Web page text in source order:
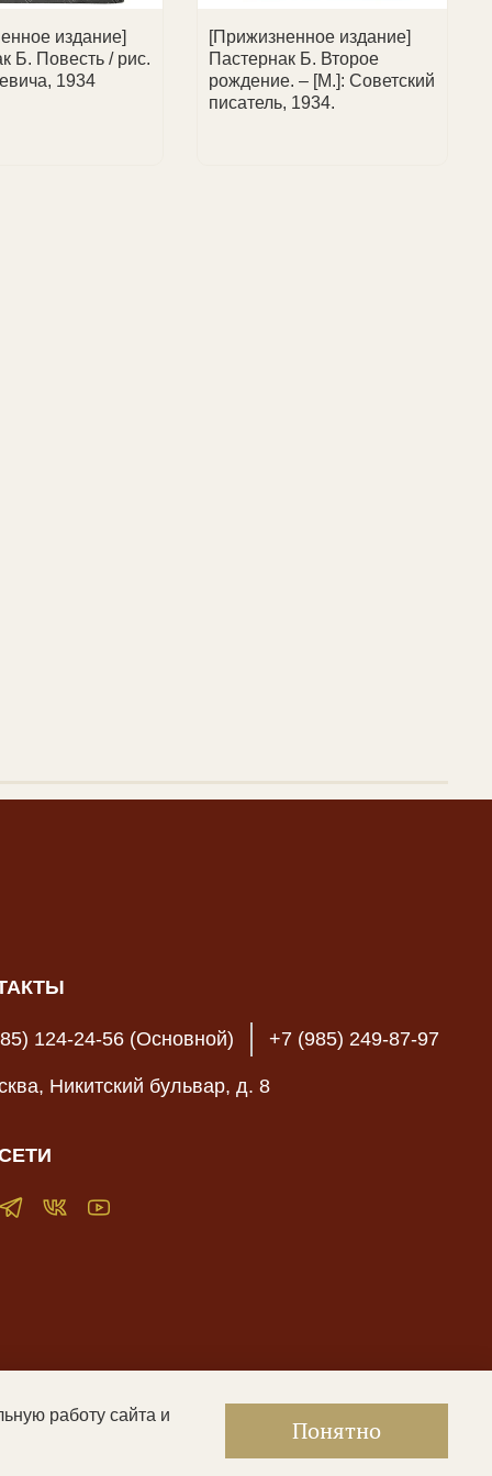
издание]
Б. Повесть / рис.
1934
[Прижизненное издание]
Пастернак Б. Второе
рождение. – [М.]: Советский
писатель, 1934.
124-24-56 (Основной) +7 (985) 249-87-97
Никитский бульвар, д. 8
контент, не предназначенный для лиц младше 16 лет
работу сайта и
Понятно